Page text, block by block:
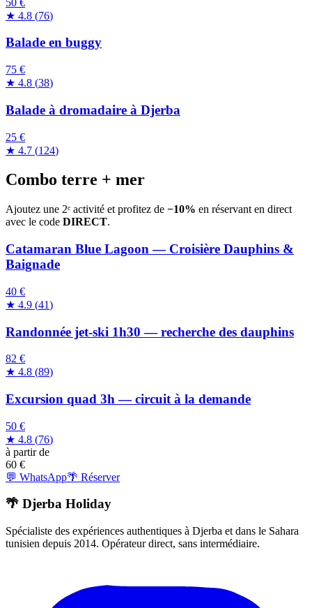
★ 4.8 (76)
Balade en buggy
75 €
★ 4.8 (38)
Balade à dromadaire à Djerba
25 €
★ 4.7 (124)
Combo terre + mer
Ajoutez une 2ᵉ activité et profitez de −10% en réservant en direct
avec le code DIRECT.
Catamaran Blue Lagoon — Croisière Dauphins &
Baignade
40 €
★ 4.9 (41)
Randonnée jet-ski 1h30 — recherche des dauphins
82 €
★ 4.8 (89)
Excursion quad 3h — circuit à la demande
50 €
★ 4.8 (76)
à partir de
60 €
💬 WhatsApp🌴 Réserver
🌴 Djerba Holiday
Spécialiste des expériences authentiques à Djerba et dans le Sahara
tunisien depuis 2014. Opérateur direct, sans intermédiaire.